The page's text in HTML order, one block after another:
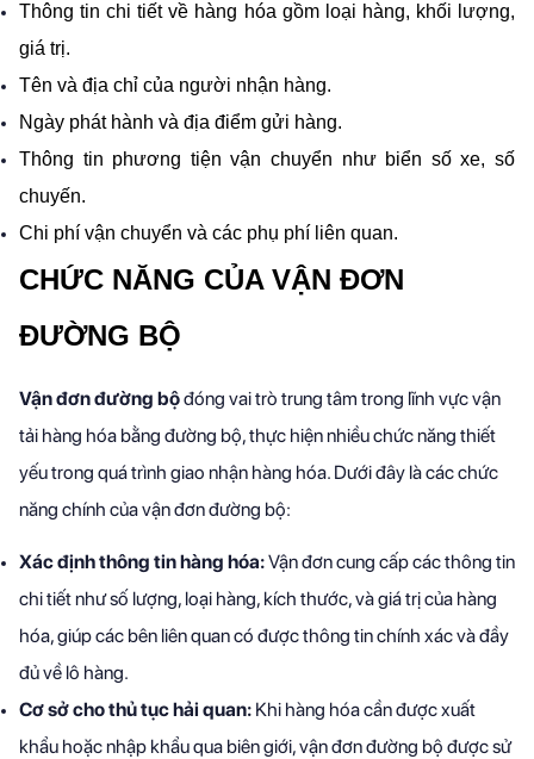
Thông tin chi tiết về hàng hóa gồm loại hàng, khối lượng,
giá trị.
Tên và địa chỉ của người nhận hàng.
Ngày phát hành và địa điểm gửi hàng.
Thông tin phương tiện vận chuyển như biển số xe, số
chuyến.
Chi phí vận chuyển và các phụ phí liên quan.
CHỨC NĂNG CỦA VẬN ĐƠN
ĐƯỜNG BỘ
Vận đơn đường bộđóng vai trò trung tâm trong lĩnh vực vận
tải hàng hóa bằng đường bộ, thực hiện nhiều chức năng thiết
yếu trong quá trình giao nhận hàng hóa. Dưới đây là các chức
năng chính của vận đơn đường bộ:
Xác định thông tin hàng hóa:Vận đơn cung cấp các thông tin
chi tiết như số lượng, loại hàng, kích thước, và giá trị của hàng
hóa, giúp các bên liên quan có được thông tin chính xác và đầy
đủ về lô hàng.
Cơ sở cho thủ tục hải quan: Khi hàng hóa cần được xuất
khẩu hoặc nhập khẩu qua biên giới, vận đơn đường bộ được sử